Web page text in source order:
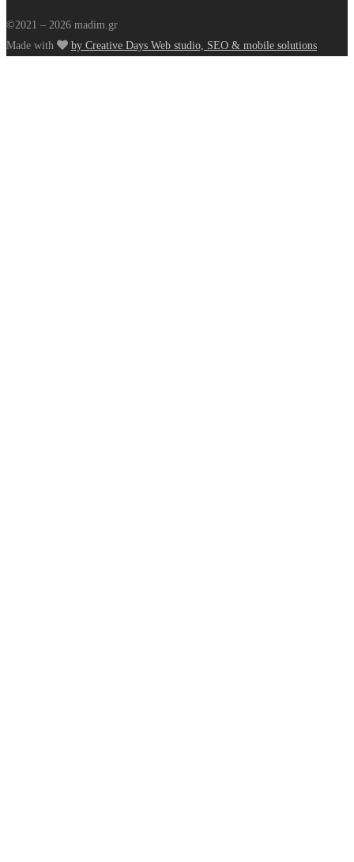
©2021 – 2026 madim.gr
Made with
by Creative Days Web studio, SEO & mobile solutions